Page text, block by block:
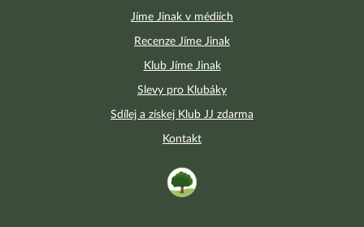
Jíme Jinak v médiích
Recenze Jíme Jinak
Klub Jíme Jinak
Slevy pro Klubáky
Sdílej a získej Klub JJ zdarma
Kontakt